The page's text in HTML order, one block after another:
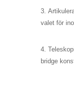
3.
valet för
4.
bridge